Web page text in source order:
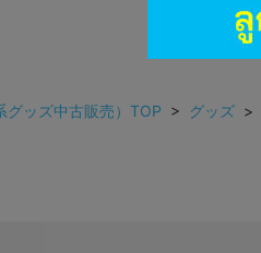
グッズ中古販売）TOP > グッズ >